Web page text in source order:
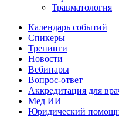
Травматология
Календарь событий
Спикеры
Тренинги
Новости
Вебинары
Вопрос-ответ
Аккредитация для
Мед ИИ
Юридический